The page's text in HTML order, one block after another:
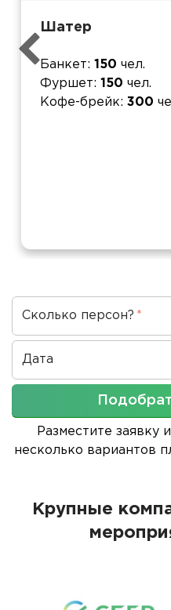
Шатер
Банкет 150 чел.
Фуршет
150 чел.
Кофе-брейк
300
Сколько персон?
Дата
Разместите заявку
несколько вариантов
Крупные